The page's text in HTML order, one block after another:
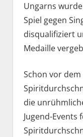
Ungarns
Spiel gegen
disqualifiziert
Medaille
Schon vor
die
Jugend-